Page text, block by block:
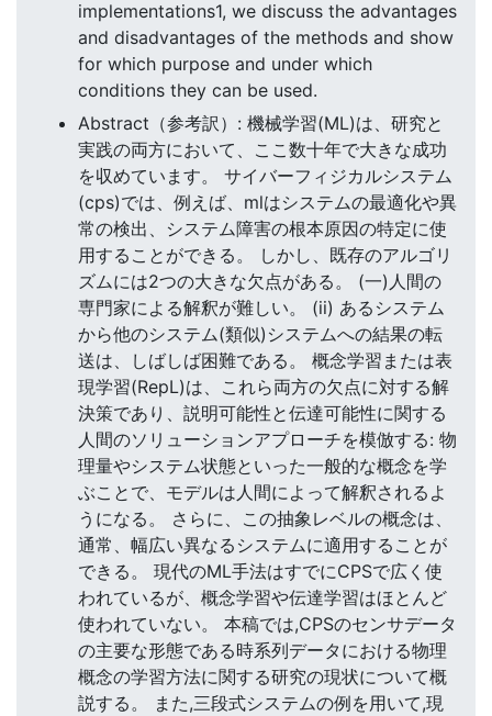
implementations1, we discuss the advantages
and disadvantages of the methods and show
for which purpose and under which
conditions they can be used.
Abstract（参考訳）: 機械学習(ML)は、研究と
実践の両方において、ここ数十年で大きな成功
を収めています。 サイバーフィジカルシステム
(cps)では、例えば、mlはシステムの最適化や異
常の検出、システム障害の根本原因の特定に使
用することができる。 しかし、既存のアルゴリ
ズムには2つの大きな欠点がある。 (一)人間の
専門家による解釈が難しい。 (ii) あるシステム
から他のシステム(類似)システムへの結果の転
送は、しばしば困難である。 概念学習または表
現学習(RepL)は、これら両方の欠点に対する解
決策であり、説明可能性と伝達可能性に関する
人間のソリューションアプローチを模倣する: 物
理量やシステム状態といった一般的な概念を学
ぶことで、モデルは人間によって解釈されるよ
うになる。 さらに、この抽象レベルの概念は、
通常、幅広い異なるシステムに適用することが
できる。 現代のML手法はすでにCPSで広く使
われているが、概念学習や伝達学習はほとんど
使われていない。 本稿では,CPSのセンサデータ
の主要な形態である時系列データにおける物理
概念の学習方法に関する研究の現状について概
説する。 また,三段式システムの例を用いて,現